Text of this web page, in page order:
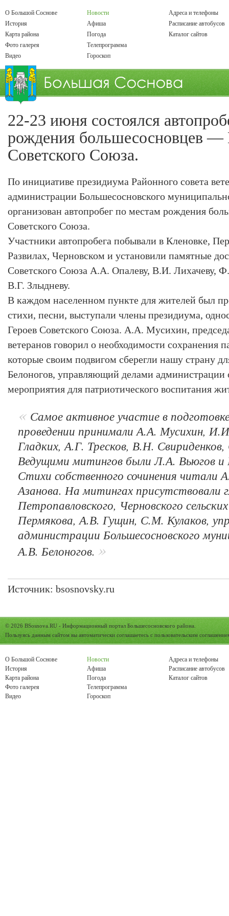
О Большой Соснове
История
Карта района
Фото галерея
Видео
Новости
Афиша
Погода
Телепрограмма
Гороскоп
Адреса и телефоны
Расписание автобусов
Каталог сайтов
22-23 июня состоялся
рождения большесосновцев —
Советского Союза.
По инициативе президиума Районного совета
администрации Большесосновского
организован автопробег по местам рождения
Советского Союза.
Участники автопробега побывали в Кленовке,
Развилах, Черновском и установили памятные
Советского Союза А.А. Опалеву, В.И. Лихачеву,
В.Г. Злыдневу.
В каждом населенном пункте для жителей был
стихи, песни, выступали члены президиума,
Героев Советского Союза. А.А. Мусихин,
ветеранов говорил о необходимости сохранения
которые своим подвигом сберегли нашу страну
Белоногов, управляющий делами администрации
мероприятия для патриотического воспитания
Самое активное участие в
проведении принимали А.А. Мусихин,
Гладких, А.Г. Тресков, В.Н.
Ведущими митингов были Л.А. Вьюгов и
Стихи собственного сочинения
Азанова. На митингах присутствовали
Петропавловского, Черновского
Пермякова, А.В. Гущин, С.М. Кулаков,
администрации Большесосновского
А.В. Белоногов.
Источник: bsosnovsky.ru
© 2026 BSosnova.RU - Информационный портал Большесосновского района.
Пользуясь данным сайтом вы автоматически соглашаетесь с пользовательским
О Большой Соснове
История
Карта района
Фото галерея
Видео
Новости
Афиша
Погода
Телепрограмма
Гороскоп
Адреса и телефоны
Расписание автобусов
Каталог сайтов